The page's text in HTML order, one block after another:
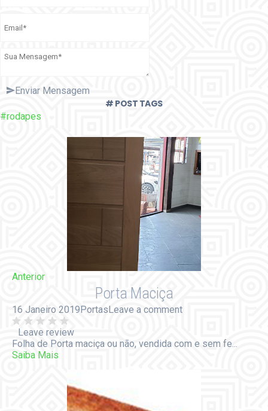
Enviar Mensagem
# POST TAGS
#rodapes
Anterior
Porta Maciça
16 Janeiro 2019PortasLeave a comment
Leave review
Folha de Porta maciça ou não, vendida com e sem fe...
Saiba Mais